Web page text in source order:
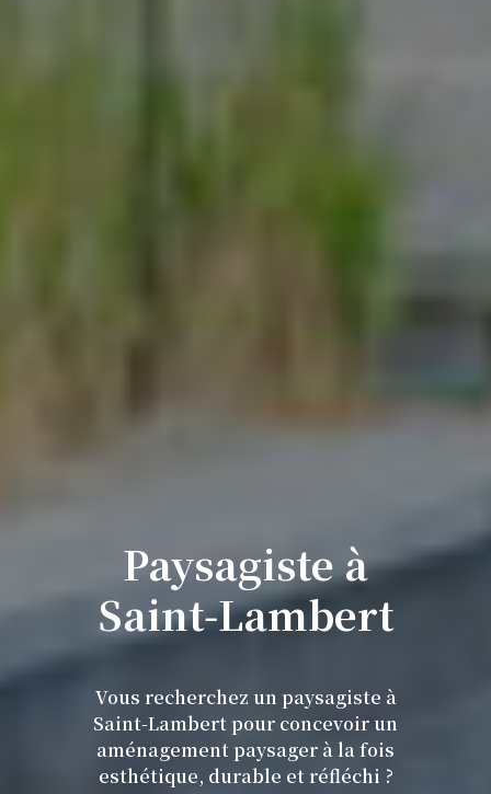
Paysagiste à
Saint‑Lambert
Vous recherchez un paysagiste à
Saint-Lambert pour concevoir un
aménagement paysager à la fois
esthétique, durable et réfléchi ?